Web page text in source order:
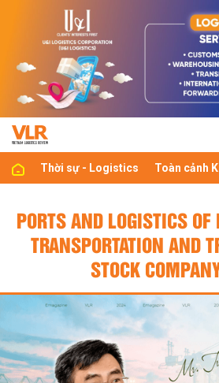
Thời sự - Logistics Toàn cảnh
PORTS AND LOGISTICS
TRANSPORTATION AND
STOCK